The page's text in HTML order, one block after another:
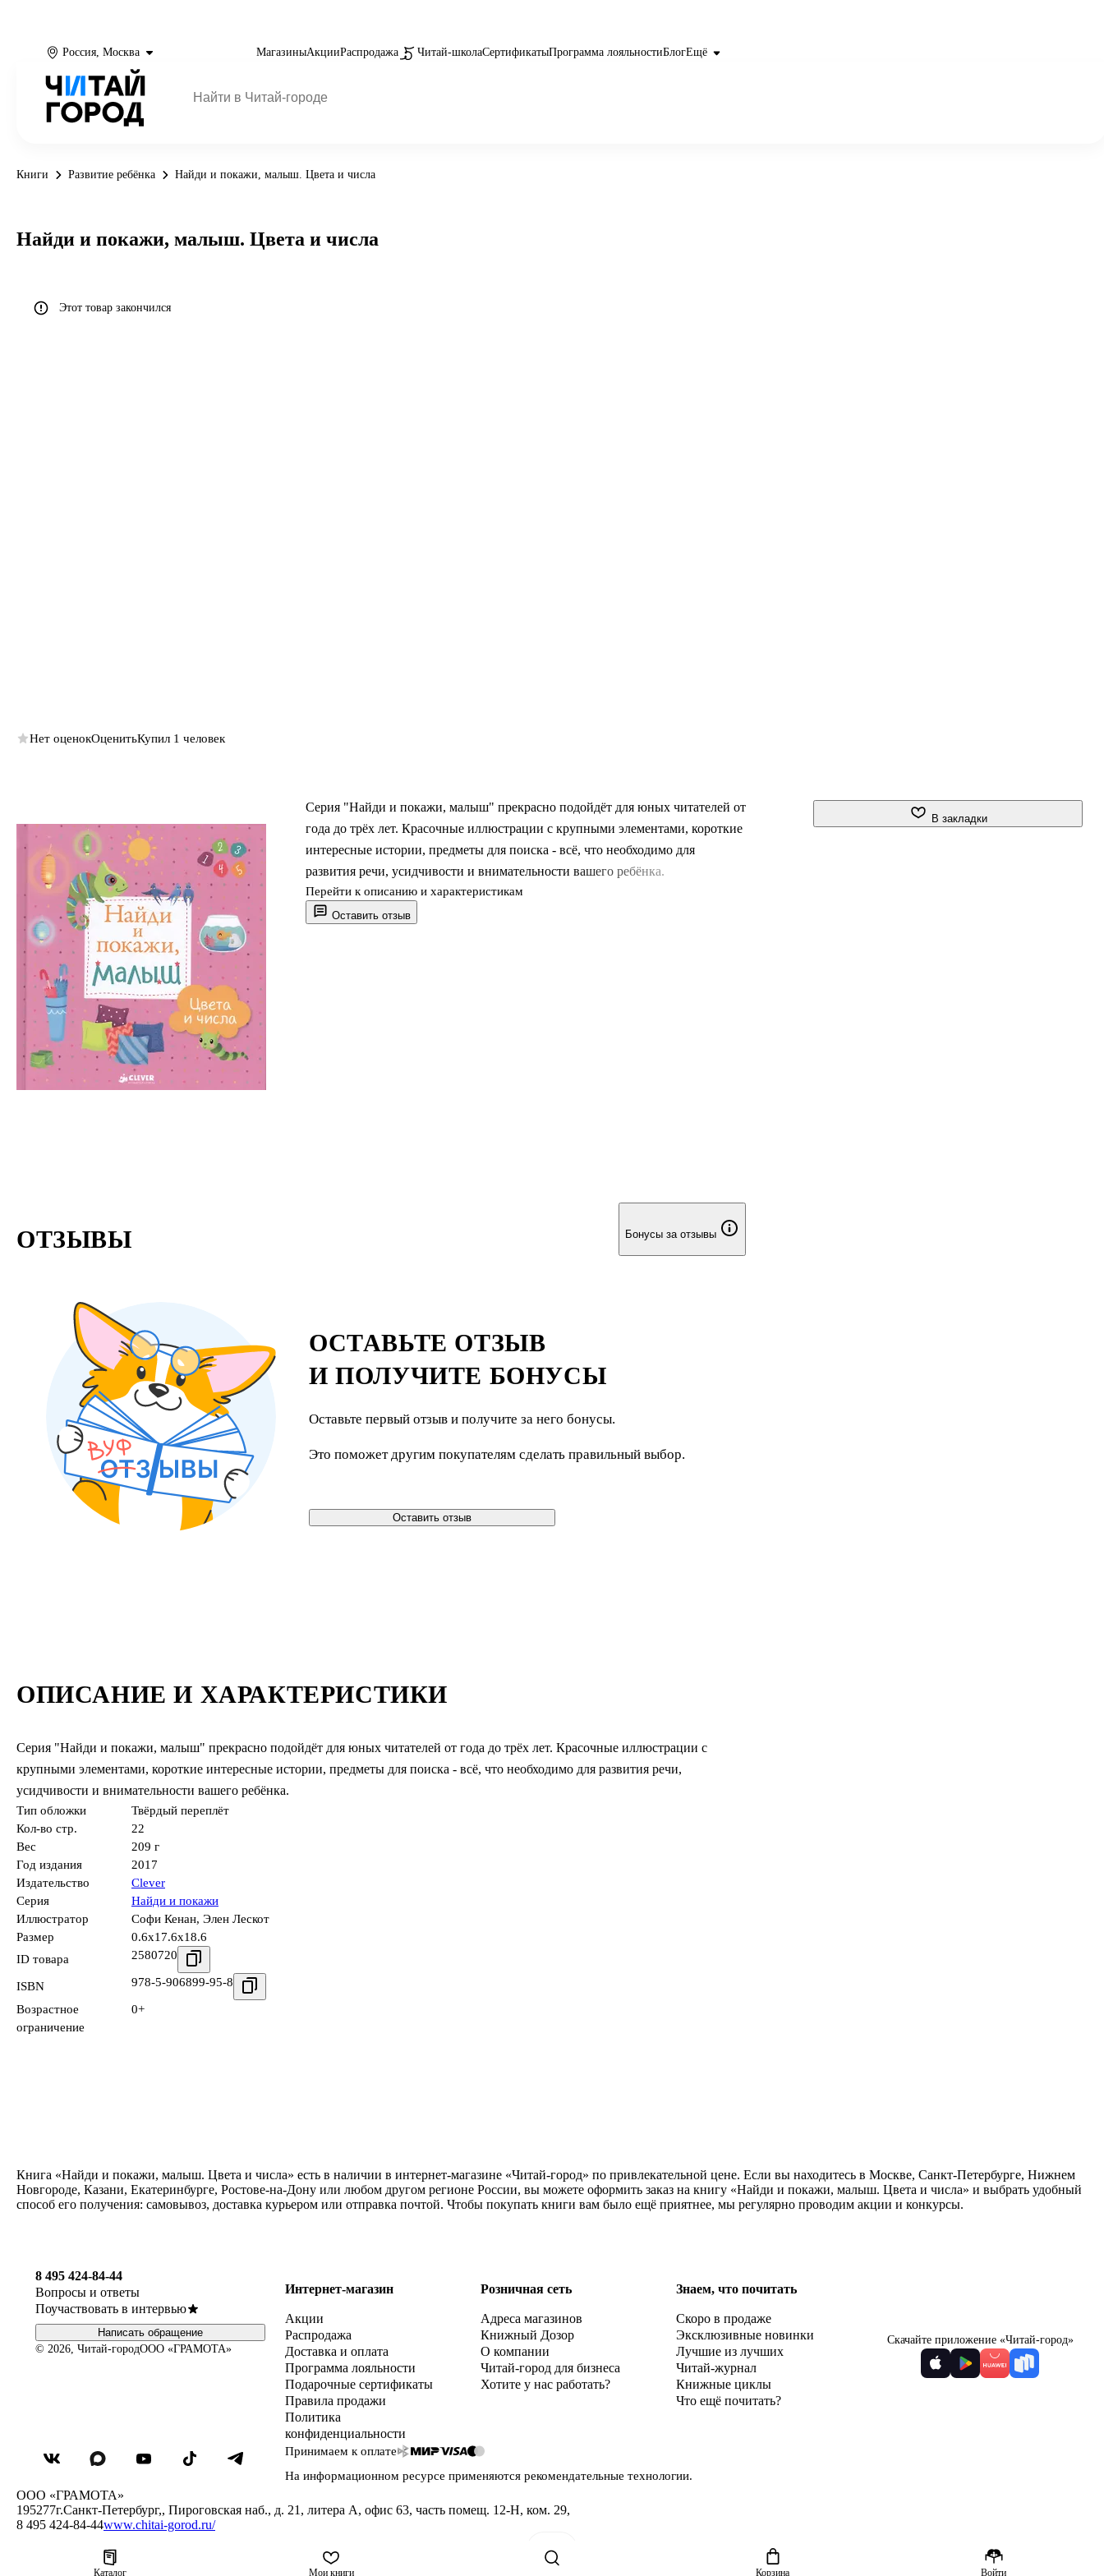
Каталог Мои книги Корзина Войти
Россия, Москва МагазиныАкцииРаспродажа Читай-школаСертификатыПрограмма лояльностиБлогЕщё
Книги Развитие ребёнка Найди и покажи, малыш. Цвета и числа
Оставить отзыв
Серия "Найди и покажи, малыш" прекрасно подойдёт для юных читателей от
года до трёх лет. Красочные иллюстрации с крупными элементами, короткие
интересные истории, предметы для поиска - всё, что необходимо для
развития речи, усидчивости и внимательности вашего ребёнка.
Перейти к описанию и характеристикам
Найди и покажи, малыш. Цвета и числа
Этот товар закончился
Нет оценокОценитьКупил 1 человек
В закладки
ОПИСАНИЕ И ХАРАКТЕРИСТИКИ
Серия "Найди и покажи, малыш" прекрасно подойдёт для юных читателей от года до трёх лет. Красочные иллюстрации с
крупными элементами, короткие интересные истории, предметы для поиска - всё, что необходимо для развития речи,
усидчивости и внимательности вашего ребёнка.
Тип обложки
Твёрдый переплёт
Кол-во стр.
22
Вес
209 г
Год издания
2017
Издательство
Clever
Серия
Найди и покажи
Иллюстратор
Софи Кенан, Элен Лескот
Размер
0.6x17.6x18.6
ID товара
2580720
ISBN 978-5-906899-95-8
Возрастное
ограничение
0+
ОТЗЫВЫ Бонусы за отзывы
ОСТАВЬТЕ ОТЗЫВ
И ПОЛУЧИТЕ БОНУСЫ
Оставьте первый отзыв и получите за него бонусы.
Это поможет другим покупателям сделать правильный выбор.
Оставить отзыв
Книга «Найди и покажи, малыш. Цвета и числа» есть в наличии в интернет-магазине «Читай-город» по привлекательной цене. Если вы находитесь в Москве, Санкт-Петербурге, Нижнем
Новгороде, Казани, Екатеринбурге, Ростове-на-Дону или любом другом регионе России, вы можете оформить заказ на книгу «Найди и покажи, малыш. Цвета и числа» и выбрать удобный
способ его получения: самовывоз, доставка курьером или отправка почтой. Чтобы покупать книги вам было ещё приятнее, мы регулярно проводим акции и конкурсы.
8 495 424-84-44
Вопросы и ответы
Поучаствовать в интервью
Написать обращение
© 2026, Читай-городООО «ГРАМОТА»
Интернет-магазин
Акции
Распродажа
Доставка и оплата
Программа лояльности
Подарочные сертификаты
Правила продажи
Политика
конфиденциальности
Розничная сеть
Адреса магазинов
Книжный Дозор
О компании
Читай-город для бизнеса
Хотите у нас работать?
Знаем, что почитать
Скоро в продаже
Эксклюзивные новинки
Лучшие из лучших
Читай-журнал
Книжные циклы
Что ещё почитать?
Принимаем к оплате
На информационном ресурсе применяются рекомендательные технологии.
Скачайте приложение «Читай-город»
ООО «ГРАМОТА»
195277г.Санкт-Петербург,, Пироговская наб., д. 21, литера А, офис 63, часть помещ. 12-Н, ком. 29,
8 495 424-84-44www.chitai-gorod.ru/